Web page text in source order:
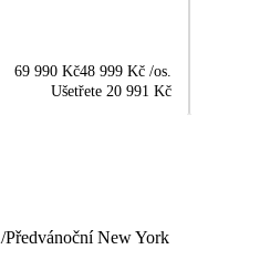
69 990 Kč48 999 Kč /os.
Ušetřete 20 991 Kč
/Předvánoční New York